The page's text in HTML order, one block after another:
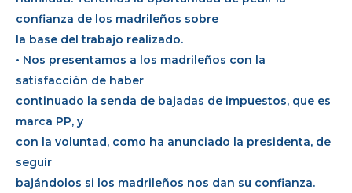
confianza de los madrileños sobre
la base del trabajo realizado.
• Nos presentamos a los madrileños con la
satisfacción de haber
continuado la senda de bajadas de impuestos, que es
marca PP, y
con la voluntad, como ha anunciado la presidenta, de
seguir
bajándolos si los madrileños nos dan su confianza.